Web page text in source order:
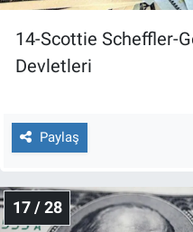
14-Scottie Scheffler-
Devletleri
Paylaş
17 / 28